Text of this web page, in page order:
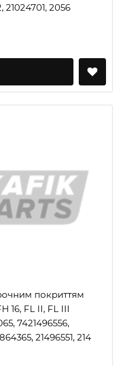
21024701, 2056
покриттям
16, FL II, FL III
7421496556,
21496551, 214